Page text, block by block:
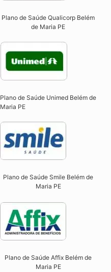
Plano de Saúde Qualicorp Belém
de Maria PE​
Plano de Saúde Unimed Belém de
Maria PE
Plano de Saúde Smile Belém de
Maria PE​
Plano de Saúde Affix Belém de
Maria PE​